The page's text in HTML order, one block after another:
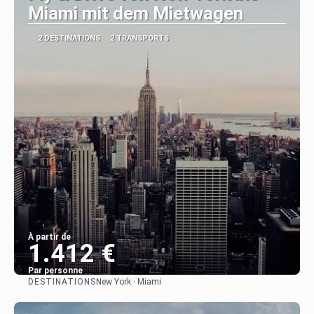
Miami mit dem Mietwagen
2 DESTINATIONS 2 TRANSPORTS
À partir de
1.412 €
Par personne
DESTINATIONS New York · Miami